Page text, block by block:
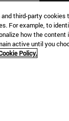
©
third-party
For example, to
how the
active until you
Policy.